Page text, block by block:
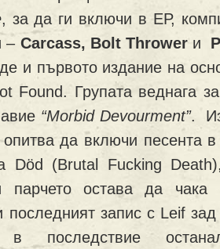
, за да ги включи в ЕР,
– Carcass, Bolt Thrower и
и първото издание на
Found. Групата веднага
“Morbid Devourment”.
да включи песента
(Brutal Fucking
парчето остава да
последният запис с Leif
последствие